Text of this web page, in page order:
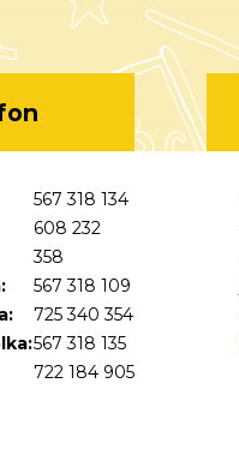
567 318 134
608 232
358
567 318 109
725 340 354
567 318 135
722 184 905